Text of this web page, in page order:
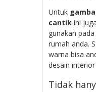
Untuk
cantik ini
gunakan
rumah anda.
warna bisa
desain
Tidak